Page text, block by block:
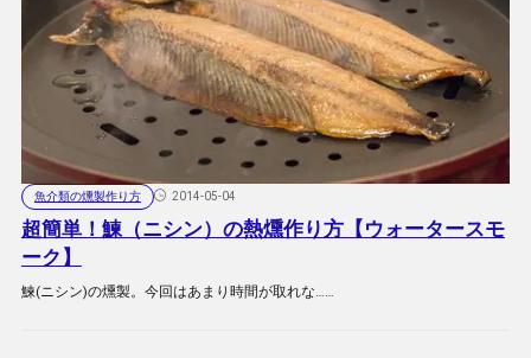
魚介類の燻製作り方 2014-05-04
超簡単！鰊（ニシン）の熱燻作り方【ウォータースモ
ーク】
鰊(ニシン)の燻製。今回はあまり時間が取れな……